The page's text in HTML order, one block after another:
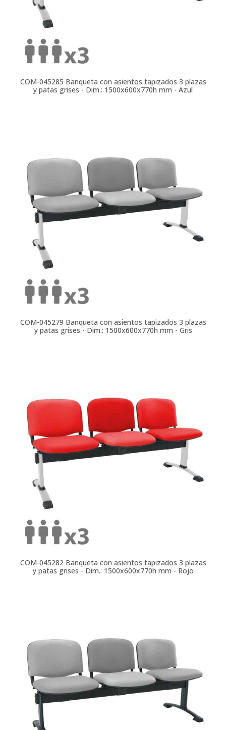
COM-045285 Banqueta con asientos tapizados 3 plazas
y patas grises - Dim.: 1500x600x770h mm - Azul
COM-045279 Banqueta con asientos tapizados 3 plazas
y patas grises - Dim.: 1500x600x770h mm - Gris
COM-045282 Banqueta con asientos tapizados 3 plazas
y patas grises - Dim.: 1500x600x770h mm - Rojo